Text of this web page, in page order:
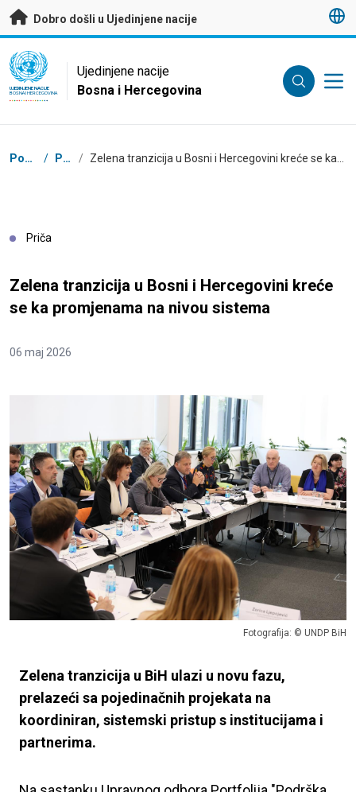
Preskoči na glavni sadržaj
Dobro došli u Ujedinjene nacije
UN Logo
UJEDINJENE NACIJE
BOSNA I HERCEGOVINA
Ujedinjene nacije
Bosna i Hercegovina
Mrvice
Početna / Priče /
Priča
Zelena tranzicija u Bosni i Hercegovini kreće
se ka promjenama na nivou sistema
06 maj 2026
Fotografija: © UNDP BiH
Zelena tranzicija u BiH ulazi u novu fazu,
prelazeći sa pojedinačnih projekata na
koordiniran, sistemski pristup s institucijama i
partnerima.